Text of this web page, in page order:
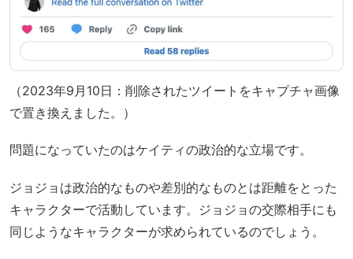
（2023年9月10日：削除されたツイートをキャプチャ画像
で置き換えました。）
問題になっていたのはケイティの政治的な立場です。
ジョジョは政治的なものや差別的なものとは距離をとった
キャラクターで活動しています。ジョジョの交際相手にも
同じようなキャラクターが求められているのでしょう。